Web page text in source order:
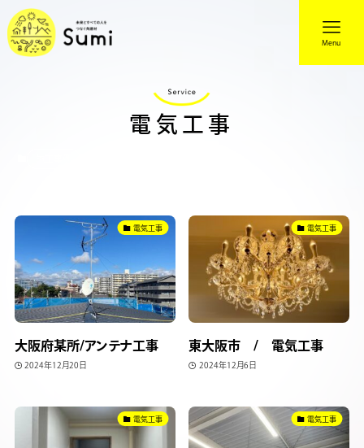
Menu
電気工事
電気工事
大阪府某所/アンテナ工事
2024年12月20日
電気工事
東大阪市 / 電気工事
2024年12月6日
電気工事 電気工事